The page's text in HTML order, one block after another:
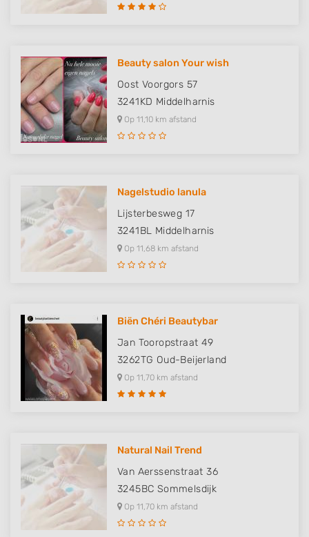
Beauty salon Your wish
Oost Voorgors 57
3241KD Middelharnis
Op 11,10 km afstand
Nagelstudio lanula
Lijsterbesweg 17
3241BL Middelharnis
Op 11,68 km afstand
Biën Chéri Beautybar
Jan Tooropstraat 49
3262TG Oud-Beijerland
Op 11,70 km afstand
Natural Nail Trend
Van Aerssenstraat 36
3245BC Sommelsdijk
Op 11,70 km afstand